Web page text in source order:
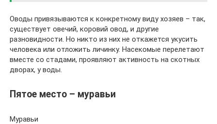
Оводы привязываются к конкретному виду хозяев – так,
существует овечий, коровий овод, и другие
разновидности. Но никто из них не откажется укусить
человека или отложить личинку. Насекомые перелетают
вместе со стадами, проявляют активность на скотных
дворах, у воды.
Пятое место – муравьи
Муравьи